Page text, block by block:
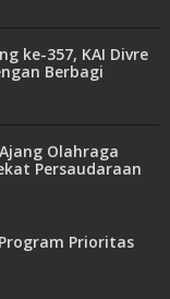
ke-357, KAI Divre
Berbagi
Olahraga
Persaudaraan
Prioritas